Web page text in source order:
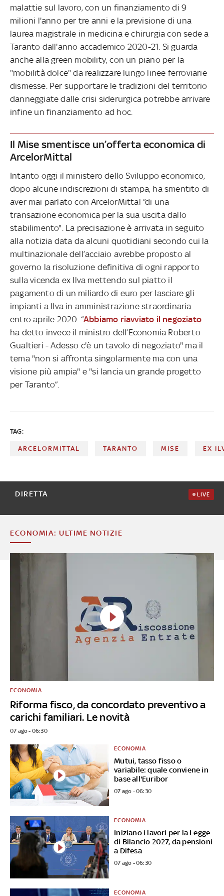
malattie sul lavoro, con un finanziamento di 9
milioni l'anno per tre anni e la previsione di una
laurea magistrale in medicina e chirurgia con sede a
Taranto dall'anno accademico 2020-21. Si guarda
anche alla green mobility, con un piano per la
"mobilità dolce" da realizzare lungo linee ferroviarie
dismesse. Per supportare le tradizioni del territorio
danneggiate dalle crisi siderurgica potrebbe arrivare
infine un finanziamento ad hoc.
Il Mise smentisce un’offerta economica di
ArcelorMittal
Intanto oggi il ministero dello Sviluppo economico,
dopo alcune indiscrezioni di stampa, ha smentito di
aver mai parlato con ArcelorMittal “di una
transazione economica per la sua uscita dallo
stabilimento". La precisazione è arrivata in seguito
alla notizia data da alcuni quotidiani secondo cui la
multinazionale dell’acciaio avrebbe proposto al
governo la risoluzione definitiva di ogni rapporto
sulla vicenda ex Ilva mettendo sul piatto il
pagamento di un miliardo di euro per lasciare gli
impianti a Ilva in amministrazione straordinaria
entro aprile 2020. “Abbiamo riavviato il negoziato -
ha detto invece il ministro dell’Economia Roberto
Gualtieri - Adesso c'è un tavolo di negoziato" ma il
tema "non si affronta singolarmente ma con una
visione più ampia" e "si lancia un grande progetto
per Taranto”.
TAG:
ARCELORMITTAL TARANTO MISE EX
DIRETTA LIVE
ECONOMIA: ULTIME NOTIZIE
Riforma fisco, da concordato preventivo a
carichi familiari. Le novità
ECONOMIA
07 ago - 06:30
Mutui, tasso fisso o
variabile: quale conviene in
base all'Euribor
ECONOMIA
07 ago - 06:30
Iniziano i lavori per la Legge
di Bilancio 2027, da pensioni
a Difesa
ECONOMIA
07 ago - 06:30
ECONOMIA